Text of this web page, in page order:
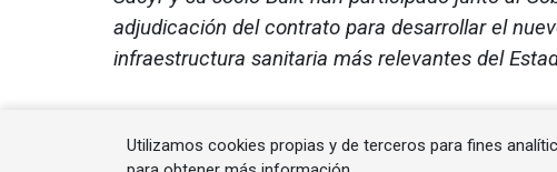
Utilizamos cookies propias y de terceros para fines
adjudicación del contrato para desarrollar el
infraestructura sanitaria más relevantes del
El proyecto, valorado por el Gobierno de